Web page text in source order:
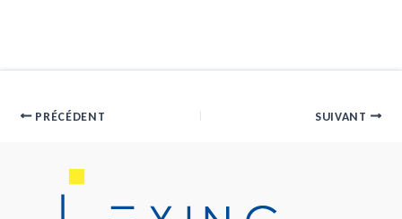
PRÉCÉDENT SUIVANT